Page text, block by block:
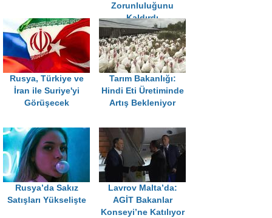
Zorunluluğunu
Kaldırdı
Rusya, Türkiye ve
İran ile Suriye'yi
Görüşecek
Tarım Bakanlığı:
Hindi Eti Üretiminde
Artış Bekleniyor
Rusya’da Sakız
Satışları Yükselişte
Lavrov Malta’da:
AGİT Bakanlar
Konseyi’ne Katılıyor